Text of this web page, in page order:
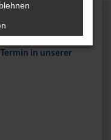
in unserer